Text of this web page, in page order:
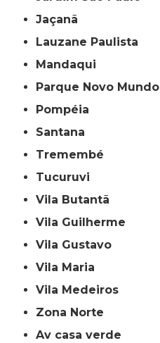
Jaçanã
Lauzane Paulista
Mandaqui
Parque Novo Mundo
Pompéia
Santana
Tremembé
Tucuruvi
Vila Butantã
Vila Guilherme
Vila Gustavo
Vila Maria
Vila Medeiros
Zona Norte
av casa verde